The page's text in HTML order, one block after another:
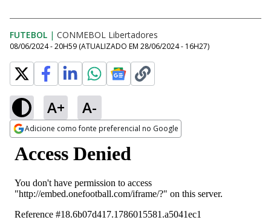
FUTEBOL | CONMEBOL Libertadores
08/06/2024 - 20H59 (ATUALIZADO EM 28/06/2024 - 16H27)
A+ A-
Adicione como fonte preferencial no Google
Opens in new window